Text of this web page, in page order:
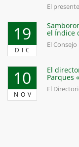
El
19
DIC
el Índice
El
10
NOV
El
Parques
El